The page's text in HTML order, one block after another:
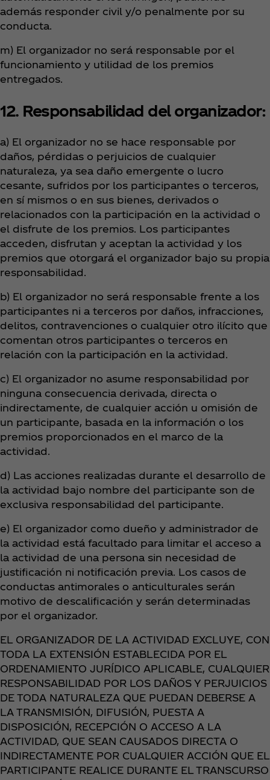
además responder civil y/o penalmente por su
conducta.
m) El organizador no será responsable por el
funcionamiento y utilidad de los premios
entregados.
12. Responsabilidad del organizador:
a) El organizador no se hace responsable por
daños, pérdidas o perjuicios de cualquier
naturaleza, ya sea daño emergente o lucro
cesante, sufridos por los participantes o terceros,
en sí mismos o en sus bienes, derivados o
relacionados con la participación en la actividad o
el disfrute de los premios. Los participantes
acceden, disfrutan y aceptan la actividad y los
premios que otorgará el organizador bajo su propia
responsabilidad.
b) El organizador no será responsable frente a los
participantes ni a terceros por daños, infracciones,
delitos, contravenciones o cualquier otro ilícito que
comentan otros participantes o terceros en
relación con la participación en la actividad.
c) El organizador no asume responsabilidad por
ninguna consecuencia derivada, directa o
indirectamente, de cualquier acción u omisión de
un participante, basada en la información o los
premios proporcionados en el marco de la
actividad.
d) Las acciones realizadas durante el desarrollo de
la actividad bajo nombre del participante son de
exclusiva responsabilidad del participante.
e) El organizador como dueño y administrador de
la actividad está facultado para limitar el acceso a
la actividad de una persona sin necesidad de
justificación ni notificación previa. Los casos de
conductas antimorales o anticulturales serán
motivo de descalificación y serán determinadas
por el organizador.
EL ORGANIZADOR DE LA ACTIVIDAD EXCLUYE, CON
TODA LA EXTENSIÓN ESTABLECIDA POR EL
ORDENAMIENTO JURÍDICO APLICABLE, CUALQUIER
RESPONSABILIDAD POR LOS DAÑOS Y PERJUICIOS
DE TODA NATURALEZA QUE PUEDAN DEBERSE A
LA TRANSMISIÓN, DIFUSIÓN, PUESTA A
DISPOSICIÓN, RECEPCIÓN O ACCESO A LA
ACTIVIDAD, QUE SEAN CAUSADOS DIRECTA O
INDIRECTAMENTE POR CUALQUIER ACCIÓN QUE EL
PARTICIPANTE REALICE DURANTE EL TRANSCURSO